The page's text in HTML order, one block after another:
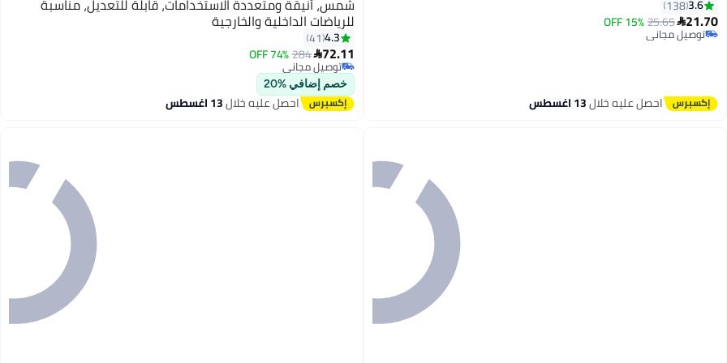
2
3.6
138
21.70
25.65
15% OFFتوصيل مجاني
تم بيع +30 مؤخرًا
احصل عليه خلال13 اغسطس
6
للرياضات الداخلية والخارجية
4.3
41
72.11
284
74% OFFتوصيل مجاني
تم بيع +50 مؤخرًا
توصيل مجاني
خصم إضافي %20
احصل عليه خلال13 اغسطس